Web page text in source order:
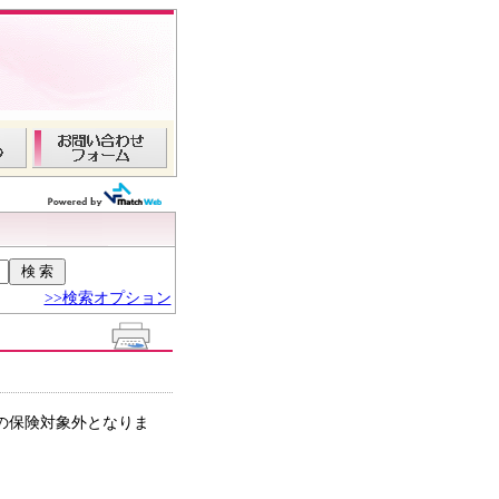
>>検索オプション
保険対象外となりま